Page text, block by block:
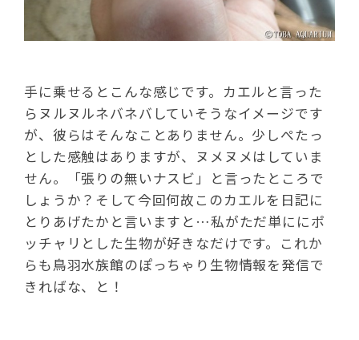
手に乗せるとこんな感じです。カエルと言った
らヌルヌルネバネバしていそうなイメージです
が、彼らはそんなことありません。少しぺたっ
とした感触はありますが、ヌメヌメはしていま
せん。「張りの無いナスビ」と言ったところで
しょうか？そして今回何故このカエルを日記に
とりあげたかと言いますと…私がただ単ににポ
ッチャリとした生物が好きなだけです。これか
らも鳥羽水族館のぽっちゃり生物情報を発信で
きればな、と！